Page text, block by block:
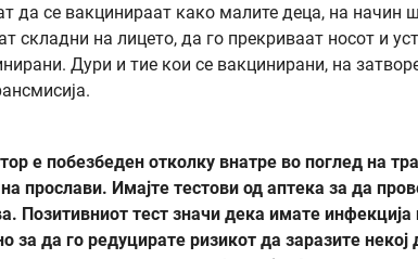
да се вакцинираат како малите деца, на начин
складни на лицето, да го прекриваат носот и
Дури и тие кои се вакцинирани, на
е побезбеден отколку внатре во поглед на
прослави. Имајте тестови од аптека за да
Позитивниот тест значи дека имате инфекција
за да го редуцирате ризикот да заразите некој